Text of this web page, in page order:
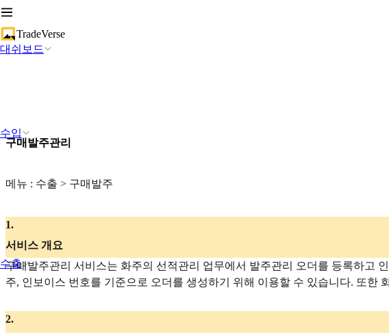
TradeVerse
대쉬보드
수입
수출
구매발주관리
메뉴 : 수출 > 구매발주
1.
서비스 개요
구매발주관리 서비스는 화주의 선적관리 업무에서 발주관리 오더를 등록하고
주, 인보이스 번호를 기준으로 오더를 생성하기 위해 이용할 수 있습니다. 또한
2.